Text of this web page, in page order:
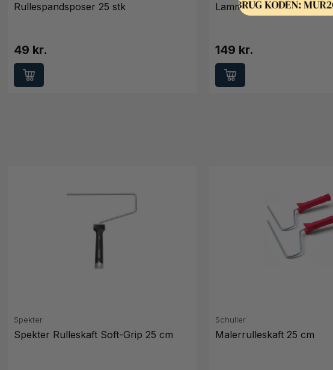
Rullespandsposer 25 stk
49 kr.
Lammeskindsrulle 25 cm
149 kr.
Spekter
Spekter Rulleskaft Soft-Grip 25 cm
Schuller
Malerrulleskaft 25 cm